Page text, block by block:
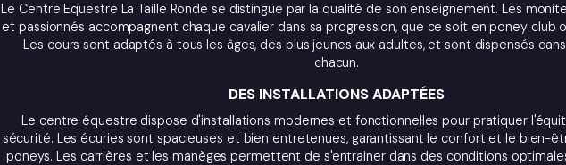
Le Centre Equestre La Taille Ronde se distingue par la qualité de son enseignement. Les
et passionnés accompagnent chaque cavalier dans sa progression, que ce soit en poney club
Les cours sont adaptés à tous les âges, des plus jeunes aux adultes, et sont dispensés
chacun.
DES INSTALLATIONS ADAPTÉES
Le centre équestre dispose d'installations modernes et fonctionnelles pour pratiquer
sécurité. Les écuries sont spacieuses et bien entretenues, garantissant le confort et le bien-
poneys. Les carrières et les manèges permettent de s'entrainer dans des conditions